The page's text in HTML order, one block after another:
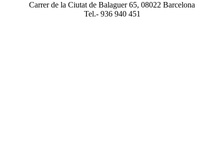
Carrer de la Ciutat de Balaguer 65, 08022 Barcelona
Tel.- 936 940 451